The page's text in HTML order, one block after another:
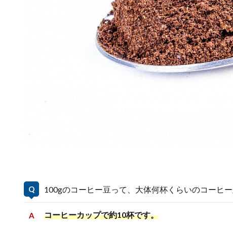
100gのコーヒー豆って、大体何杯くらいのコーヒ
コーヒーカップで約10杯です。